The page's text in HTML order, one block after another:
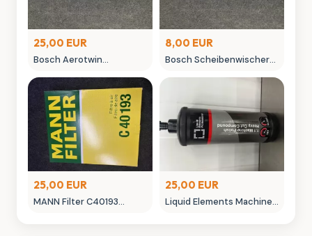
25,00 EUR
Bosch Aerotwin
neuwertig in OVP
8,00 EUR
Bosch Scheibenwischer
gebraucht
25,00 EUR
MANN Filter C40193
25,00 EUR
Liquid Elements Machine